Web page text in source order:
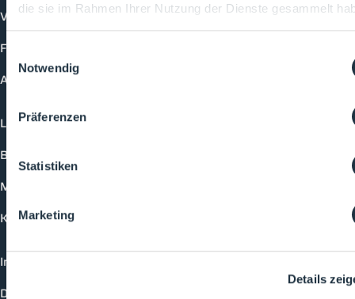
die sie im Rahmen Ihrer Nutzung der Dienste gesammelt
Einwilligungsauswahl
Notwendig
Präferenzen
Statistiken
Marketing
Details
Vorträge
Future-Faces
Academy
Login
Buchungsmöglichkeiten
Medienformate
Kontakt
Impressum
Datenschutzerklärung